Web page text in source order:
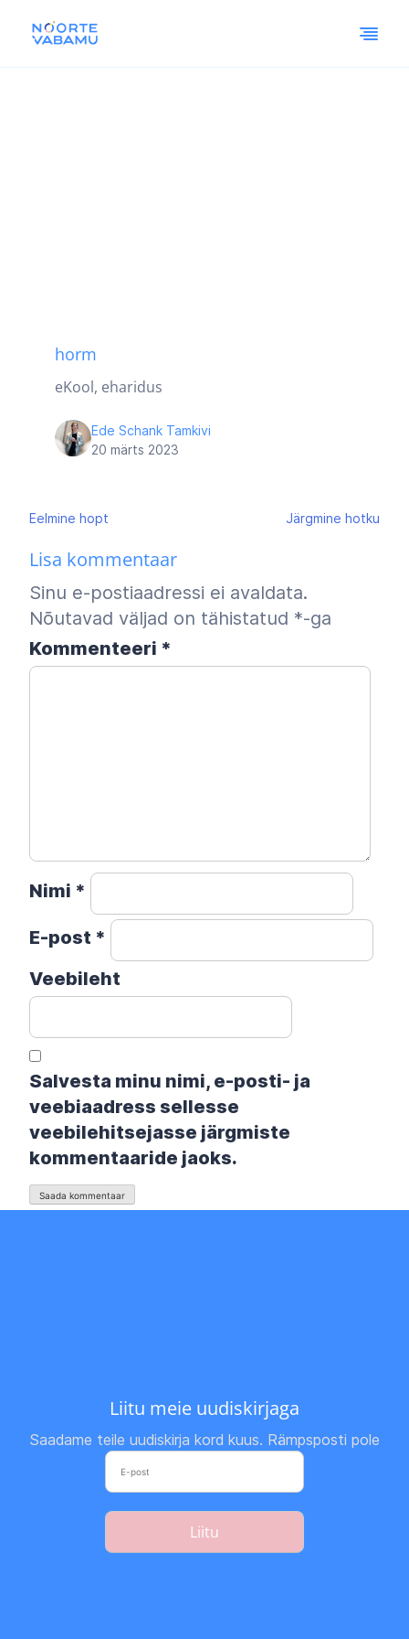
horm
eKool, eharidus
Ede Schank Tamkivi
20 märts 2023
Navigeerimine
Eelmine hopt Järgmine hotku
Lisa kommentaar
Sinu e-postiaadressi ei avaldata.
Nõutavad väljad on tähistatud *-ga
Kommenteeri *
Nimi *
E-post *
Veebileht
Salvesta minu nimi, e-posti- ja
veebiaadress sellesse
veebilehitsejasse järgmiste
kommentaaride jaoks.
Liitu meie uudiskirjaga
Saadame teile uudiskirja kord kuus. Rämpsposti pole
Liitu